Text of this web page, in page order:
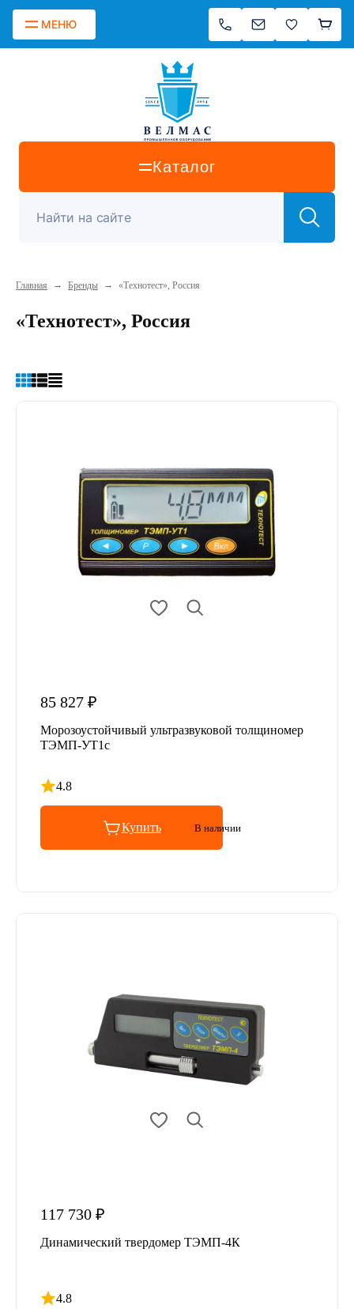
МЕНЮ
Каталог
Главная → Бренды → «Технотест», Россия
«Технотест», Россия
85 827 ₽
Морозоустойчивый ультразвуковой толщиномер
ТЭМП-УТ1c
4.8
Рейтинг 4.8 из 5
Купить В наличии
117 730 ₽
Динамический твердомер ТЭМП-4К
4.8
Рейтинг 4.8 из 5